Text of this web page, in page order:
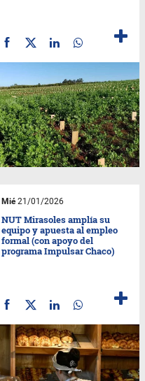
Mié21/01/2026
NUT Mirasoles amplía su
equipo y apuesta al empleo
formal (con apoyo del
programa Impulsar Chaco)